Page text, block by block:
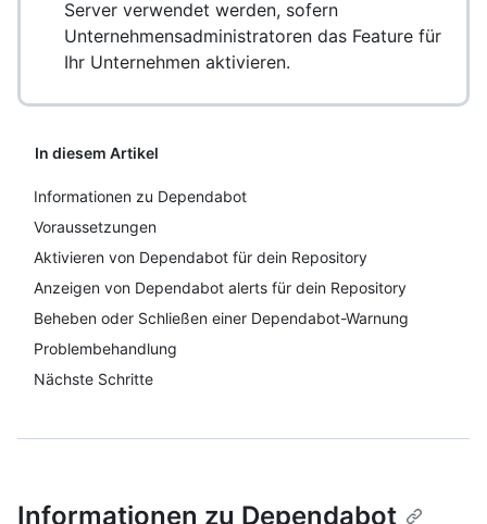
Server verwendet werden, sofern
Unternehmensadministratoren das Feature für
Ihr Unternehmen aktivieren.
In diesem Artikel
Informationen zu Dependabot
Voraussetzungen
Aktivieren von Dependabot für dein Repository
Anzeigen von Dependabot alerts für dein Repository
Beheben oder Schließen einer Dependabot-Warnung
Problembehandlung
Nächste Schritte
Informationen zu Dependabot